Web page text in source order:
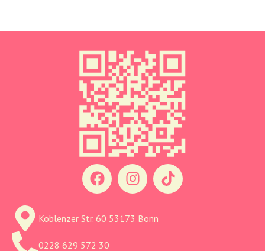
Koblenzer Str. 60 53173 Bonn
0228 629 572 30